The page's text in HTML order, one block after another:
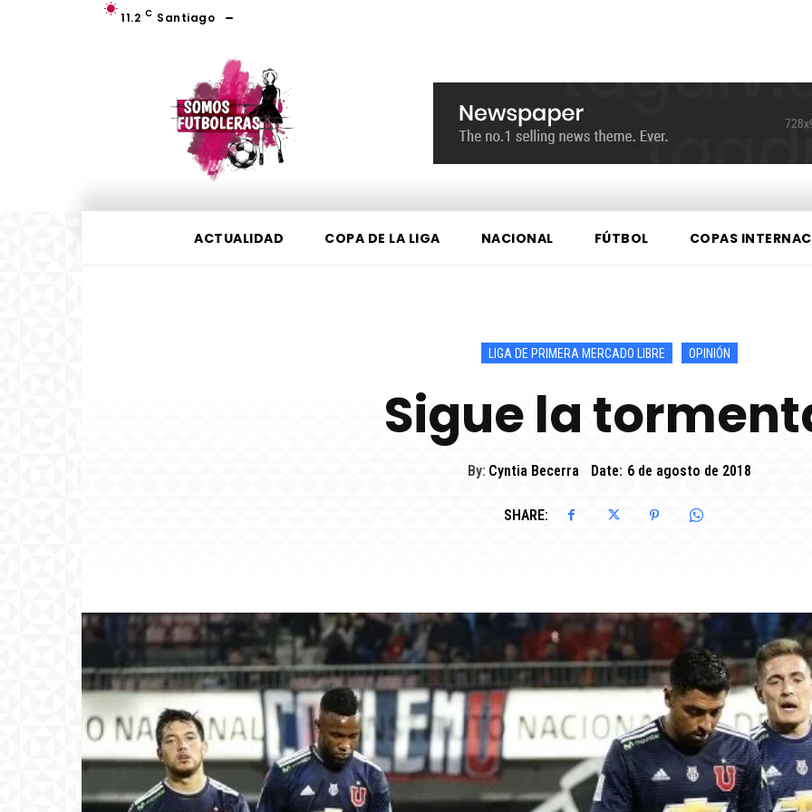
11.2 C Santiago
ACTUALIDAD COPA DE LA LIGA NACIONAL FÚTBOL COPAS
LIGA DE PRIMERA MERCADO LIBRE OPINIÓN
Sigue la
By: Cyntia Becerra Date: 6 de agosto de 2018
SHARE: